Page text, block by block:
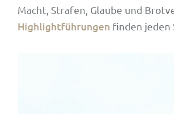
Macht, Strafen, Glaube und
Highlightführungen finden jeden